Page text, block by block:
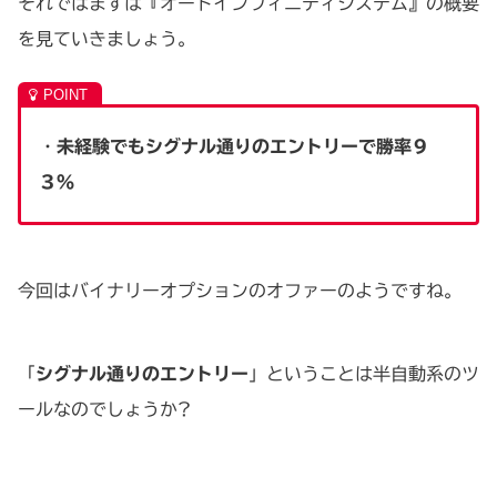
を見ていきましょう。
・ 未経験でもシグナル通りのエントリーで勝率９
３％
今回はバイナリーオプションのオファーのようですね。
シグナル通りのエントリー 」ということは半自動系のツ
ールなのでしょうか?